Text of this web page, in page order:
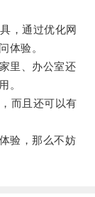
，通过优化网
体验。
里、办公室还
。
而且还可以有
验，那么不妨